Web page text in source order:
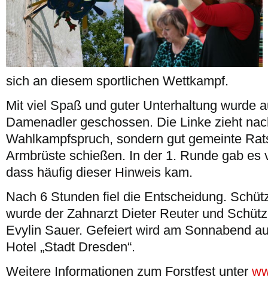
sich an diesem sportlichen Wettkampf.
Mit viel Spaß und guter Unterhaltung wurde
Damenadler geschossen. Die Linke zieht
Wahlkampfspruch, sondern gut gemeinte
Armbrüste schießen. In der 1. Runde gab es
dass häufig dieser Hinweis kam.
Nach 6 Stunden fiel die Entscheidung.
wurde der Zahnarzt Dieter Reuter und
Evylin Sauer. Gefeiert wird am Sonnabend
Hotel „Stadt Dresden“.
Weitere Informationen zum Forstfest unter